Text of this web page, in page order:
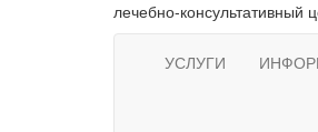
лечебно-консультативный
УСЛУГИ